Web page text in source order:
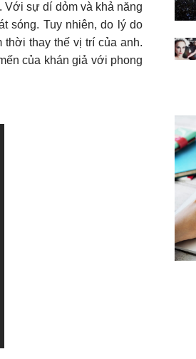
Với sự dí dỏm và khả năng
sóng. Tuy nhiên, do lý do
thời thay thế vị trí của anh.
của khán giả với phong